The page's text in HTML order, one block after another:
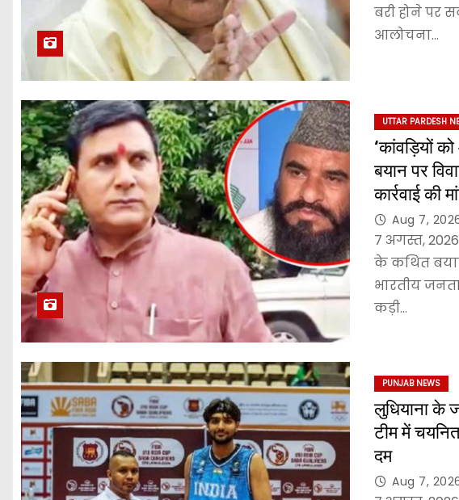
बरी होने पर
आलोचना…
UTTAR PARDESH
‘कांवड़ियों
बयान पर
कार्रवाई की
Aug 7,
7 अगस्त,
के कथित
भारतीय
कड़ी…
PUNJAB NEWS
लुधियाना के
टीम में
दम
Aug 7,